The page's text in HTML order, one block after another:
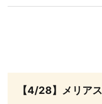
【4/28】メリア